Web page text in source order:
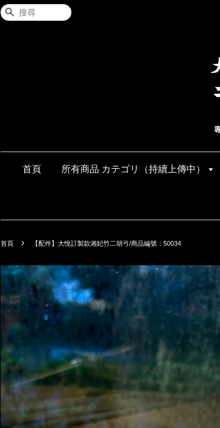
搜尋
首頁 所有商品 カテゴリ（持續上傳中）
首頁 › 【配件】大悅訂製款湘妃竹二胡弓/商品編號：50034